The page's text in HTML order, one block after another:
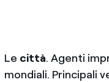
Le città. Agenti
mondiali. Principali